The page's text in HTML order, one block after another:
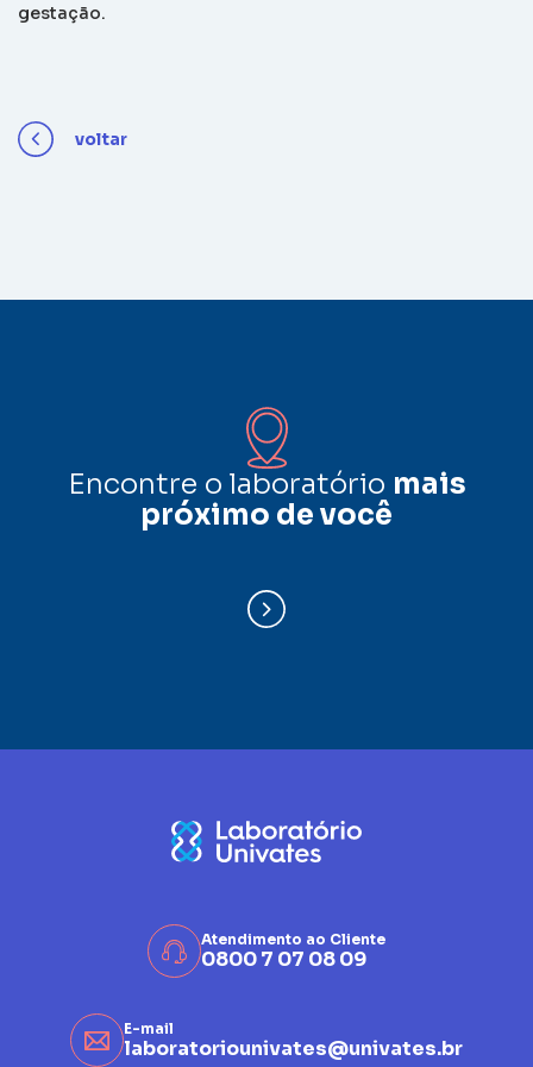
gestação.
voltar
Encontre o laboratório mais
próximo de você
Atendimento ao Cliente
0800 7 07 08 09
E-mail
laboratoriounivates@univates.br